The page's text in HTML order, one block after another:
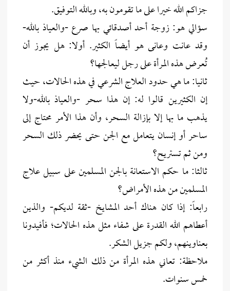
جزاكم الله خيرا على ما تقومون به، وبالله التوفيق.
سؤالي هو: زوجة أحد أصدقائي بها صرع -والعياذ بالله-
وقد عانت وعانى هو أيضاً الكثير. أولا: هل يجوز أن
تُعرض هذه المرأة على رجل ليعالجها؟
ثانيا: ما هي حدود العلاج الشرعي في هذه الحالات، حيث
إن الكثيرين قالوا له: إن هذا سحر -والعياذ بالله-ولا
يذهب ما بها إلا بإزالة السحر، وأن هذا الأمر محتاج إلى
ساحر أو إنسان يتعامل مع الجن حتى يحضر ذلك السحر
ومن ثم تستريح؟
ثالثا: ما حكم الاستعانة بالجن المسلمين على سبيل علاج
المسلمين من هذه الأمراض؟
رابعاً: إذا كان هناك أحد المشايخ -ثقة لديكم- والذين
أعطاهم الله القدرة على شفاء مثل هذه الحالات؛ فأفيدونا
بعناوينهم، ولكم جزيل الشكر.
ملاحظة: تعاني هذه المرأة من ذلك الشيء منذ أكثر من
خمس سنوات.